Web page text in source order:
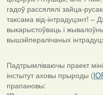
гадоў рассялялі зайца-
таксама від-інтрадуцэнт! –
выкарыстоўваць і
вышэйпералічаных
Падтрымліваючы праект
інстытут аховы прыроды (
прапановы: